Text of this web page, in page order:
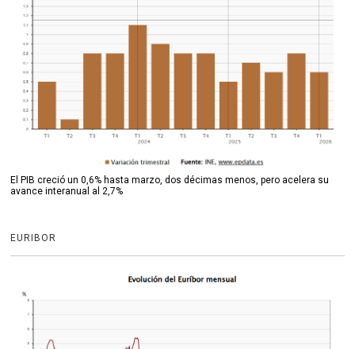
El PIB creció un 0,6% hasta marzo, dos décimas menos, pero acelera su
avance interanual al 2,7%
EURIBOR